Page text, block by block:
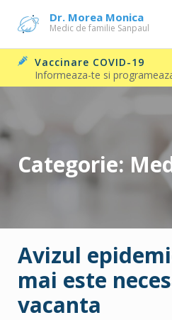
content
Dr. Morea Monica
Medic de familie Sanpaul
Vaccinare COVID-19
Informeaza-te si
Categorie:
Avizul
mai este
vacanta